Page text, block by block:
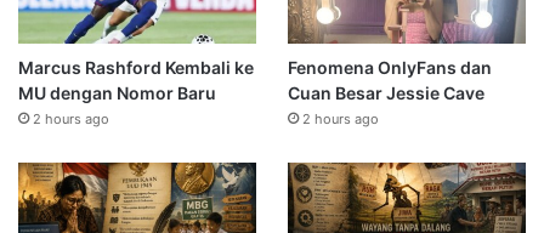
Marcus Rashford Kembali ke
MU dengan Nomor Baru
2 hours ago
Fenomena OnlyFans dan
Cuan Besar Jessie Cave
2 hours ago